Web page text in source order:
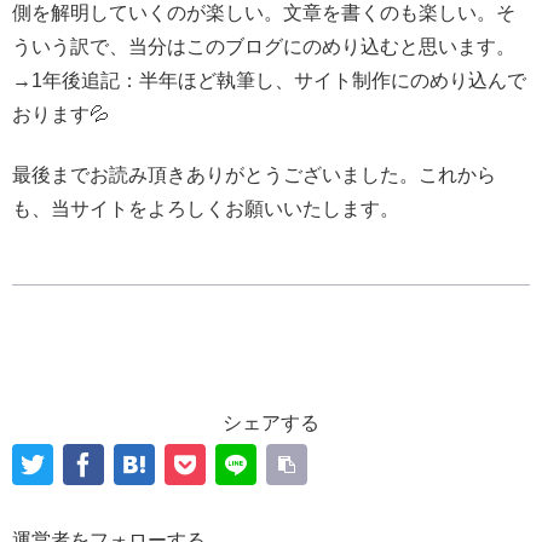
側を解明していくのが楽しい。文章を書くのも楽しい。そ
ういう訳で、当分はこのブログにのめり込むと思います。
→1年後追記：半年ほど執筆し、サイト制作にのめり込んで
おります💦
最後までお読み頂きありがとうございました。これから
も、当サイトをよろしくお願いいたします。
シェアする